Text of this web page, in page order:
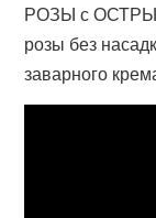
РОЗЫ с
розы без
заварного